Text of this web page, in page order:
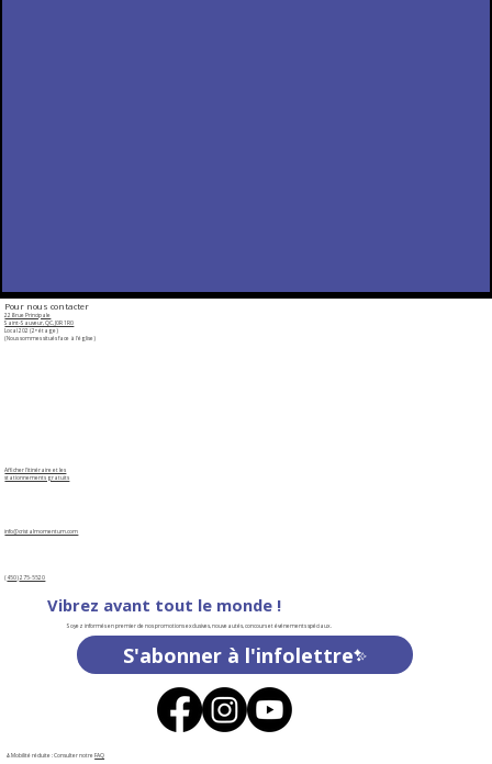
Pour nous contacter
228 rue Principale
Saint-Sauveur, QC, J0R 1R0
Local ​202 (2ᵉ étage)​​
(Nous sommes situés face à l'église)
​​Afficher l'itinéraire et les
stationnements gratuits
info@cristalmomentum.com
(450)275-5520
Vibrez avant tout le monde !
Soyez informés en premier de nos promotions exclusives, nouveautés, concours et événements spéciaux.
S'abonner à l'infolettre
♿Mobilité réduite : Consulter notre FAQ